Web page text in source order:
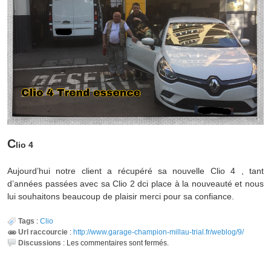
Clio 4
Aujourd’hui notre client a récupéré sa nouvelle Clio 4 , tant
d’années passées avec sa Clio 2 dci place à la nouveauté et nous
lui souhaitons beaucoup de plaisir merci pour sa confiance.
Tags : Clio
Url raccourcie : http://www.garage-champion-millau-trial.fr/weblog/9/
Discussions : Les commentaires sont fermés.